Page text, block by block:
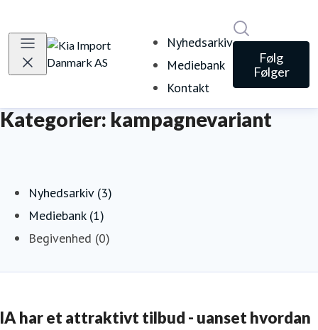
Nyhedsarkiv
Mediebank
Kontakt
Følg
Følger
Kategorier: kampagnevariant
Nyhedsarkiv (3)
Mediebank (1)
Begivenhed (0)
har et attraktivt tilbud - uanset hvordan